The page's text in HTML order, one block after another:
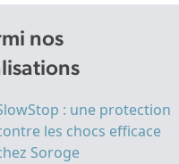
nos
: une protection
les chocs efficace
Soroge